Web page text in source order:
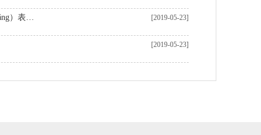
機器加工表麵粗糙度及影響（xiǎng）表麵粗糙度的因素 [2019-05-23]
[2019-05-23]